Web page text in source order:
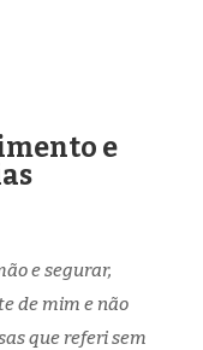
e
e segurar,
de mim e não
que referi sem